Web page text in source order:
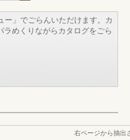
ー」でごらんいただけます。カ
めくりながらカタログをごら
右ページから抽出